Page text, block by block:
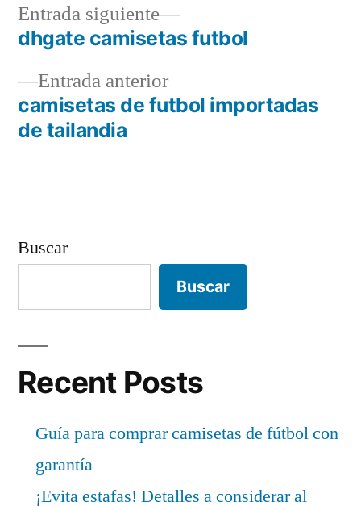
Navegación
de
entradas
Entrada anteriorEntrada
anterior:
camisetas de futbol importadas
de tailandia
Entrada siguiente
Entrada
siguiente:
dhgate camisetas futbol
Buscar
Buscar
Recent Posts
Guía para comprar camisetas de fútbol con
garantía
¡Evita estafas! Detalles a considerar al